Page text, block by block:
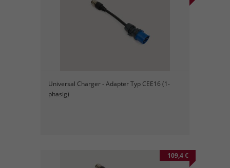
Universal Charger - Adapter Typ CEE16 (1-
phasig)
109,4 €